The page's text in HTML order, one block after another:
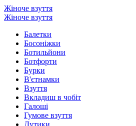
Жіноче взуття
Жіноче взуття
Балетки
Босоніжки
Ботильйони
Ботфорти
Бурки
В'єтнамки
Взуття
Вкладиш в чобіт
Галоші
Гумове взуття